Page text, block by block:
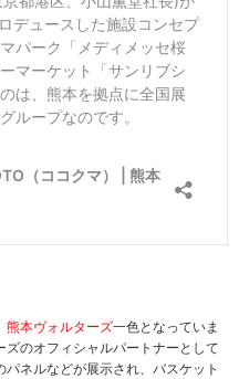
熊本ヴォルターズ一色となっていま
のオフィシャルパートナーとして
ネルなどが展示され、バスケット